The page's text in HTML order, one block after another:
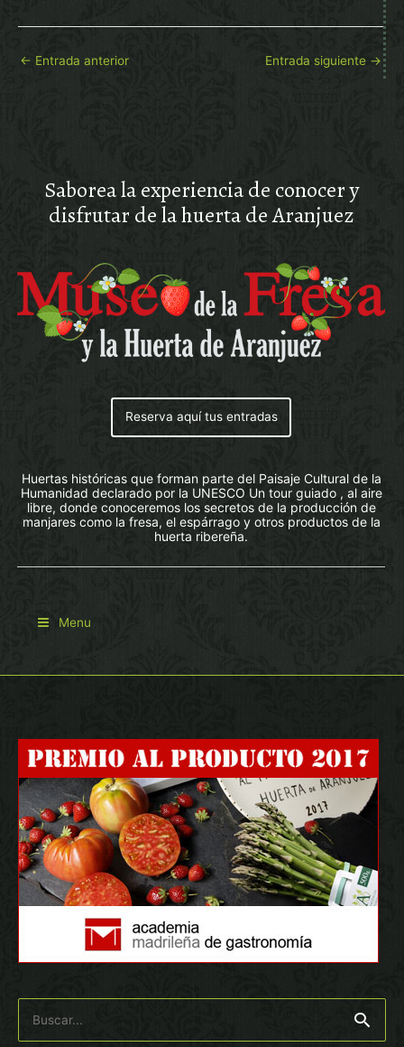
← Entrada anterior Entrada siguiente →
Saborea la experiencia de conocer y
disfrutar de la huerta de Aranjuez
Reserva aquí tus entradas
Huertas históricas que forman parte del Paisaje Cultural de la
Humanidad declarado por la UNESCO Un tour guiado , al aire
libre, donde conoceremos los secretos de la producción de
manjares como la fresa, el espárrago y otros productos de la
huerta ribereña.
Menu
por: